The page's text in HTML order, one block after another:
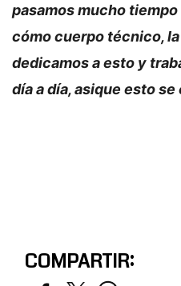
pasamos mucho
cómo cuerpo técnico,
dedicamos a esto y
día a día, asique esto
COMPARTIR: